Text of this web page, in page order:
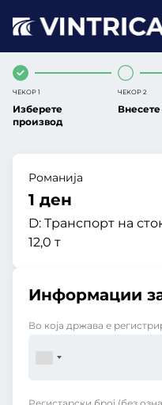
ЧЕКОР 1
Изберете
производ
ЧЕКОР 2
Романија
1 ден
D: Транспорт на
12,0 т
Информации
Во која држава е